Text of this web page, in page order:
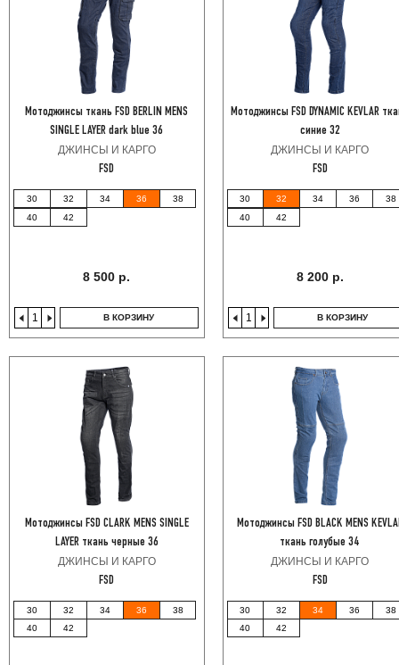
Мотоджинсы ткань FSD BERLIN MENS
SINGLE LAYER dark blue 36
ДЖИНСЫ И КАРГО
FSD
30 32 34 36
38
40
42
8 500 р.
В КОРЗИНУ
Мотоджинсы FSD DYNAMIC KEVLAR
синие 32
ДЖИНСЫ И КАРГО
FSD
30 32 34 36
38
40
42
8 200 р.
В КОРЗИНУ
Мотоджинсы FSD CLARK MENS SINGLE
LAYER ткань черные 36
ДЖИНСЫ И КАРГО
FSD
30 32 34 36
38
40
42
Мотоджинсы FSD BLACK MENS
ткань голубые 34
ДЖИНСЫ И КАРГО
FSD
30 32 34 36
38
40
42